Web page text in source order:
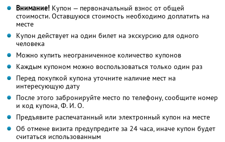
Внимание! Купон — первоначальный взнос от общей
стоимости. Оставшуюся стоимость необходимо доплатить на
месте
Купон действует на один билет на экскурсию для одного
человека
Можно купить неограниченное количество купонов
Каждым купоном можно воспользоваться только один раз
Перед покупкой купона уточните наличие мест на
интересующую дату
После этого забронируйте место по телефону, сообщите номер
и код купона,Ф. И. О.
Предъявите распечатанный или электронный купон на месте
Об отмене визита предупредите за 24 часа, иначе купон будет
считаться использованным